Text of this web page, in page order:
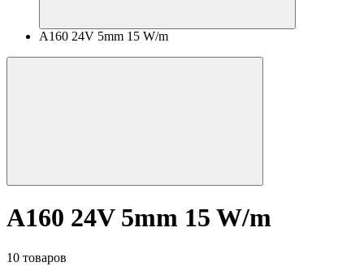
A160 24V 5mm 15 W/m
A160 24V 5mm 15 W/m
10 товаров